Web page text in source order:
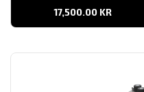
17,500.00 KR